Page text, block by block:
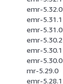
emr-5.32.0
emr-5.31.1
emr-5.31.0
emr-5.30.2
emr-5.30.1
emr-5.30.0
mr-5.29.0
emr-5.28.1